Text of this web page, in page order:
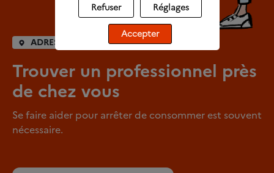
ADRESSES UTILES
Trouver un professionnel près
de chez vous
Se faire aider pour arrêter de consommer est souvent
nécessaire.
Refuser Réglages
Accepter